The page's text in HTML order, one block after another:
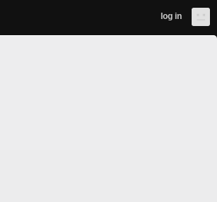
log in